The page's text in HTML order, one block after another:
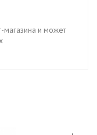
магазина и может